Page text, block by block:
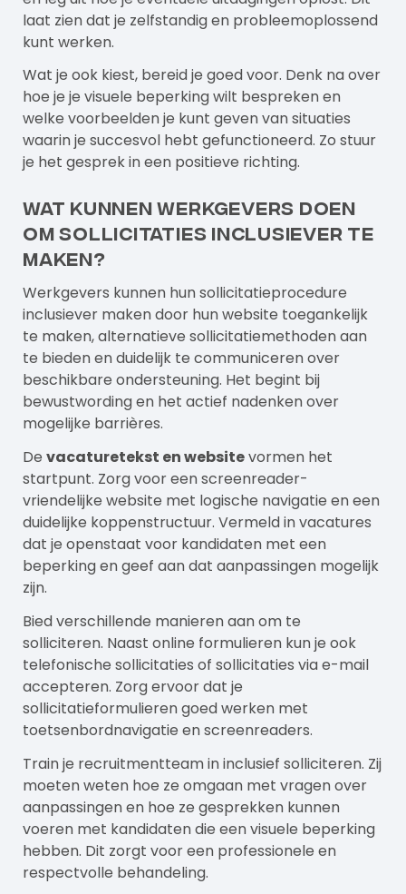
laat zien dat je zelfstandig en probleemoplossend
kunt werken.
Wat je ook kiest, bereid je goed voor. Denk na over
hoe je je visuele beperking wilt bespreken en
welke voorbeelden je kunt geven van situaties
waarin je succesvol hebt gefunctioneerd. Zo stuur
je het gesprek in een positieve richting.
Wat kunnen werkgevers doen
om sollicitaties inclusiever te
maken?
Werkgevers kunnen hun sollicitatieprocedure
inclusiever maken door hun website toegankelijk
te maken, alternatieve sollicitatiemethoden aan
te bieden en duidelijk te communiceren over
beschikbare ondersteuning. Het begint bij
bewustwording en het actief nadenken over
mogelijke barrières.
De vacaturetekst en websitevormen het
startpunt. Zorg voor een screenreader-
vriendelijke website met logische navigatie en een
duidelijke koppenstructuur. Vermeld in vacatures
dat je openstaat voor kandidaten met een
beperking en geef aan dat aanpassingen mogelijk
zijn.
Bied verschillende manieren aan om te
solliciteren. Naast online formulieren kun je ook
telefonische sollicitaties of sollicitaties via e-mail
accepteren. Zorg ervoor dat je
sollicitatieformulieren goed werken met
toetsenbordnavigatie en screenreaders.
Train je recruitmentteam in inclusief solliciteren. Zij
moeten weten hoe ze omgaan met vragen over
aanpassingen en hoe ze gesprekken kunnen
voeren met kandidaten die een visuele beperking
hebben. Dit zorgt voor een professionele en
respectvolle behandeling.